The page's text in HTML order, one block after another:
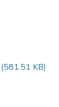
(581.51 KB)